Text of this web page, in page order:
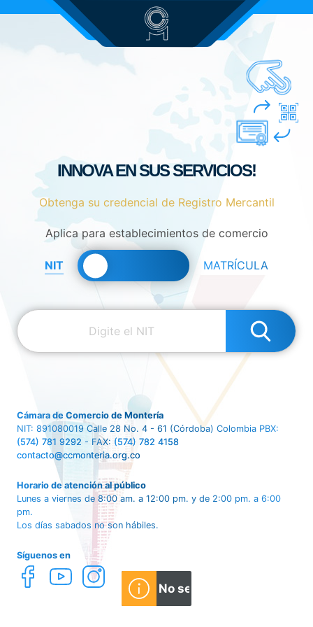
INNOVA EN SUS SERVICIOS!
Obtenga su credencial de Registro Mercantil
Aplica para establecimientos de comercio
NIT MATRÍCULA
No se ha encontrado
Cámara de Comercio de Montería
NIT: 891080019 Calle 28 No. 4 - 61 (Córdoba) Colombia PBX:
(574) 781 9292 - FAX: (574) 782 4158
contacto@ccmonteria.org.co
Horario de atención al público
Lunes a viernes de 8:00 am. a 12:00 pm. y de 2:00 pm. a 6:00
pm.
Los días sabados no son hábiles.
Síguenos en